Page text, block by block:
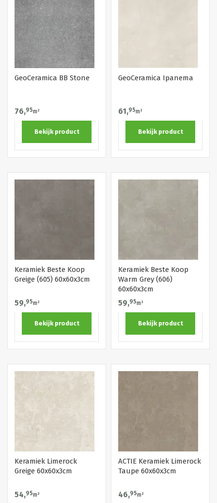
GeoCeramica BB Stone
76,95m²
Bekijk product
GeoCeramica Ipanema
61,95m²
Bekijk product
Keramiek Beste Koop
Greige (605) 60x60x3cm
59,95m²
Bekijk product
Keramiek Beste Koop
Warm Grey (606)
60x60x3cm
59,95m²
Bekijk product
Keramiek Limerock
Greige 60x60x3cm
54,95m²
ACTIE Keramiek Limerock
Taupe 60x60x3cm
46,95m²